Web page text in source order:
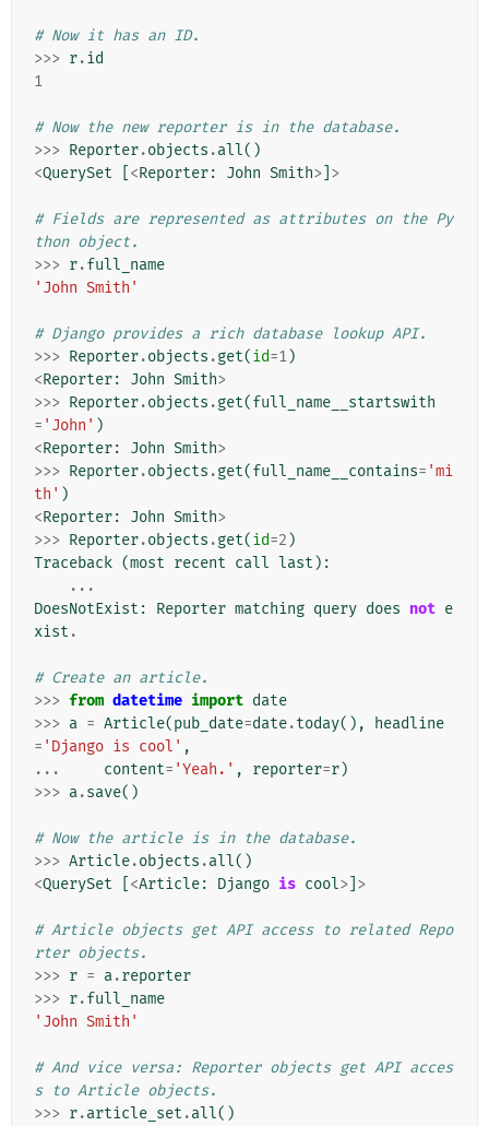
# Now it has an ID.
>>> r.id
1
# Now the new reporter is in the database.
>>> Reporter.objects .all()
<QuerySet <Reporter: John Smith> >
# Fields are represented as attributes on the Py
thon object.
>>> r.full_name
'John Smith'
# Django provides a rich database lookup API.
>>> Reporter.objects .get(id=1)
<Reporter: John Smith>
>>> Reporter.objects .get(full_name__startswith
= 'John' )
<Reporter: John Smith>
>>> Reporter.objects .get(full_name__contains= 'mi
th' )
<Reporter: John Smith>
>>> Reporter.objects .get(id=2 )
Traceback (most recent call last ):
...
DoesNotExist : Reporter matching query does not e
xist .
# Create an article.
>>> from datetime import date
>>> a = Article(pub_date=date.today(),
headline
= 'Django is cool' ,
...
content= 'Yeah.' , reporter=r)
>>> a.save()
# Now the article is in the database.
>>> Article.objects .all()
<QuerySet <Article: Django is cool> >
# Article objects get API access to related Repo
rter objects.
>>> r = a.reporter
>>> r.full_name
'John Smith'
# And vice versa: Reporter objects get API acces
s to Article objects.
>>> r.article_set .all()